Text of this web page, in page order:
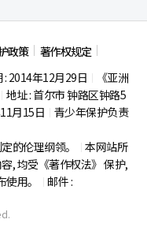
政策 著作权规定
: 2014年12月29日
《亚洲
地址 : 首尔市钟路区钟路5
月15日
青少年保护负责
的伦理纲领。
本网站所
, 均受《著作权法》 保护,
用。
邮件 :